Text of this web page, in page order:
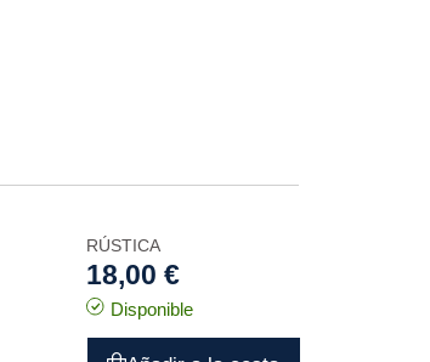
RÚSTICA
18,00 €
Disponible